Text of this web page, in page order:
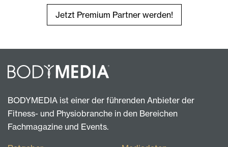
Jetzt Premium Partner werden!
BODYMEDIA ist einer der führenden Anbieter der
Fitness- und Physiobranche in den Bereichen
Fachmagazine und Events.